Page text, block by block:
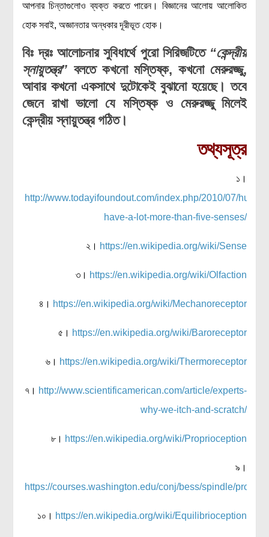
আপনার চিন্তাগুলোও ব্যক্ত করতে পারেন। বিজ্ঞানের আলোয় আলোকিত
হোক সবাই, অজ্ঞানতার অন্ধকার দূরীভূত হোক।
বিঃ দ্রঃ আলোচনার সুবিধার্থে পুরো সিরিজটিতে “কেন্দ্রীয়
স্নায়ুতন্ত্র” বলতে কখনো মস্তিষ্ক, কখনো মেরুরজ্জু,
আবার কখনো একসাথে দুটোকেই বুঝানো হয়েছে। তবে
জেনে রাখা ভালো যে মস্তিষ্ক ও মেরুরজ্জু মিলেই
কেন্দ্রীয় স্নায়ুতন্ত্র গঠিত।
তথ্যসূত্র
১।
http://www.todayifoundout.com/index.php/2010/07/
have-a-lot-more-than-five-senses/
২। https://en.wikipedia.org/wiki/Sense
৩। https://en.wikipedia.org/wiki/Olfaction
৪। https://en.wikipedia.org/wiki/Mechanoreceptor
৫। https://en.wikipedia.org/wiki/Baroreceptor
৬। https://en.wikipedia.org/wiki/Thermoreceptor
৭। http://www.scientificamerican.com/article/experts-
why-we-itch-and-scratch/
৮। https://en.wikipedia.org/wiki/Proprioception
৯।
https://courses.washington.edu/conj/bess/spindle/
১০। https://en.wikipedia.org/wiki/Equilibrioception